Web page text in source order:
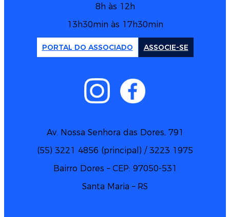
8h às 12h
13h30min às 17h30min
PORTAL DO ASSOCIADO ASSOCIE-SE
Av. Nossa Senhora das Dores, 791
(55) 3221 4856 (principal) / 3223 1975
Bairro Dores – CEP: 97050-531
Santa Maria – RS